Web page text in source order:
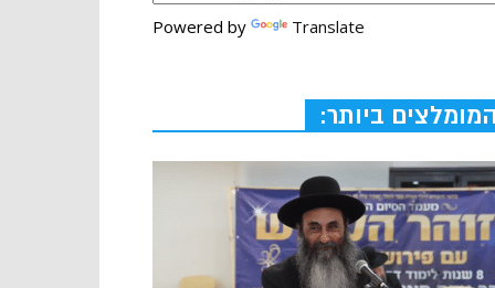
Powered by Translate
המומלצים ביותר: